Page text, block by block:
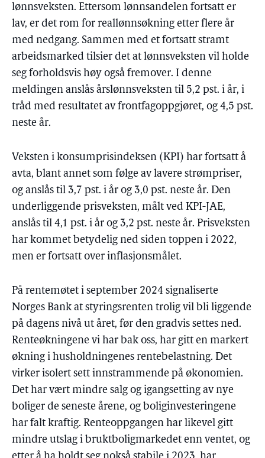
lønnsveksten. Ettersom lønnsandelen fortsatt er
lav, er det rom for reallønnsøkning etter flere år
med nedgang. Sammen med et fortsatt stramt
arbeidsmarked tilsier det at lønnsveksten vil holde
seg forholdsvis høy også fremover. I denne
meldingen anslås årslønnsveksten til 5,2 pst. i år, i
tråd med resultatet av frontfagoppgjøret, og 4,5 pst.
neste år.
Veksten i konsumprisindeksen (KPI) har fortsatt å
avta, blant annet som følge av lavere strømpriser,
og anslås til 3,7 pst. i år og 3,0 pst. neste år. Den
underliggende prisveksten, målt ved KPI-JAE,
anslås til 4,1 pst. i år og 3,2 pst. neste år. Prisveksten
har kommet betydelig ned siden toppen i 2022,
men er fortsatt over inflasjonsmålet.
På rentemøtet i september 2024 signaliserte
Norges Bank at styringsrenten trolig vil bli liggende
på dagens nivå ut året, før den gradvis settes ned.
Renteøkningene vi har bak oss, har gitt en markert
økning i husholdningenes rentebelastning. Det
virker isolert sett innstrammende på økonomien.
Det har vært mindre salg og igangsetting av nye
boliger de seneste årene, og boliginvesteringene
har falt kraftig. Renteoppgangen har likevel gitt
mindre utslag i bruktboligmarkedet enn ventet, og